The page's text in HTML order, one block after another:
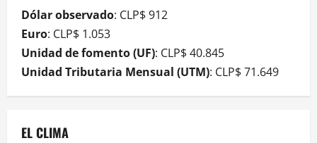
Dólar observado: CLP$ 912
Euro: CLP$ 1.053
Unidad de fomento (UF): CLP$ 40.845
Unidad Tributaria Mensual (UTM): CLP$ 71.649
EL CLIMA